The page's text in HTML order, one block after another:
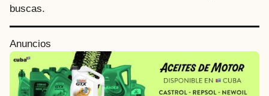
buscas.
Anuncios
P
o